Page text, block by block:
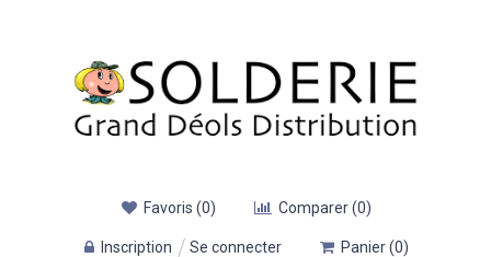
Favoris (0) Comparer(0)
Inscription Se connecter Panier(0)